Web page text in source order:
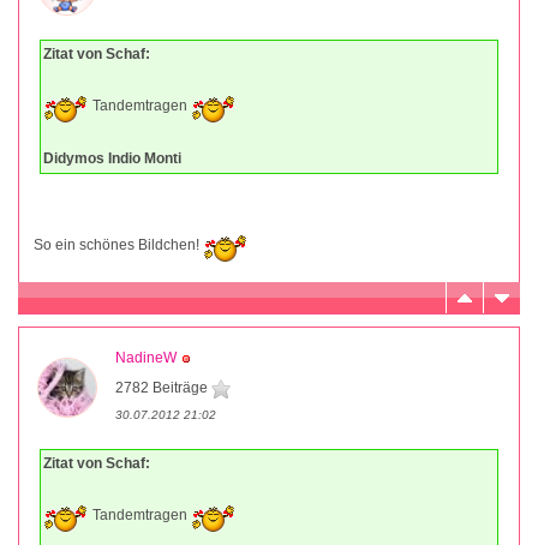
Zitat von Schaf:
Tandemtragen
Didymos Indio Monti
So ein schönes Bildchen!
NadineW
2782 Beiträge
30.07.2012 21:02
Zitat von Schaf:
Tandemtragen